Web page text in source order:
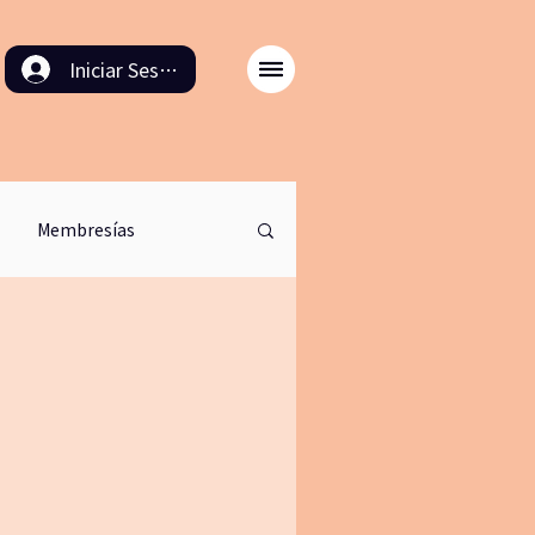
Iniciar Sesión
Membresías